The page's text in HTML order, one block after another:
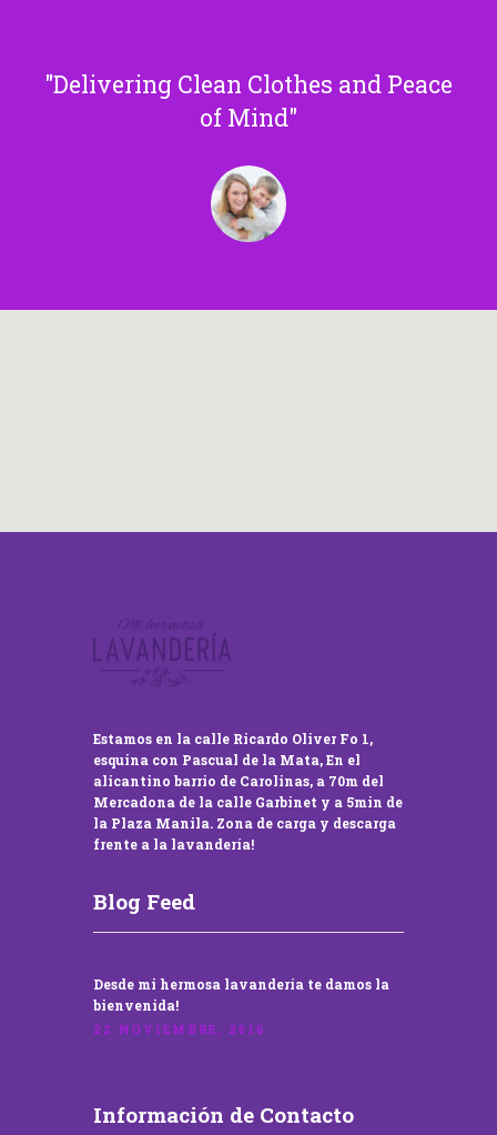
Delivering Clean Clothes and Peace
of Mind
Estamos en la calle Ricardo Oliver Fo 1,
esquina con Pascual de la Mata, En el
alicantino barrio de Carolinas, a 70m del
Mercadona de la calle Garbinet y a 5min de
la Plaza Manila. Zona de carga y descarga
frente a la lavandería!
Blog Feed
Desde mi hermosa lavandería te damos la
bienvenida!
22 NOVIEMBRE, 2016
Información de Contacto